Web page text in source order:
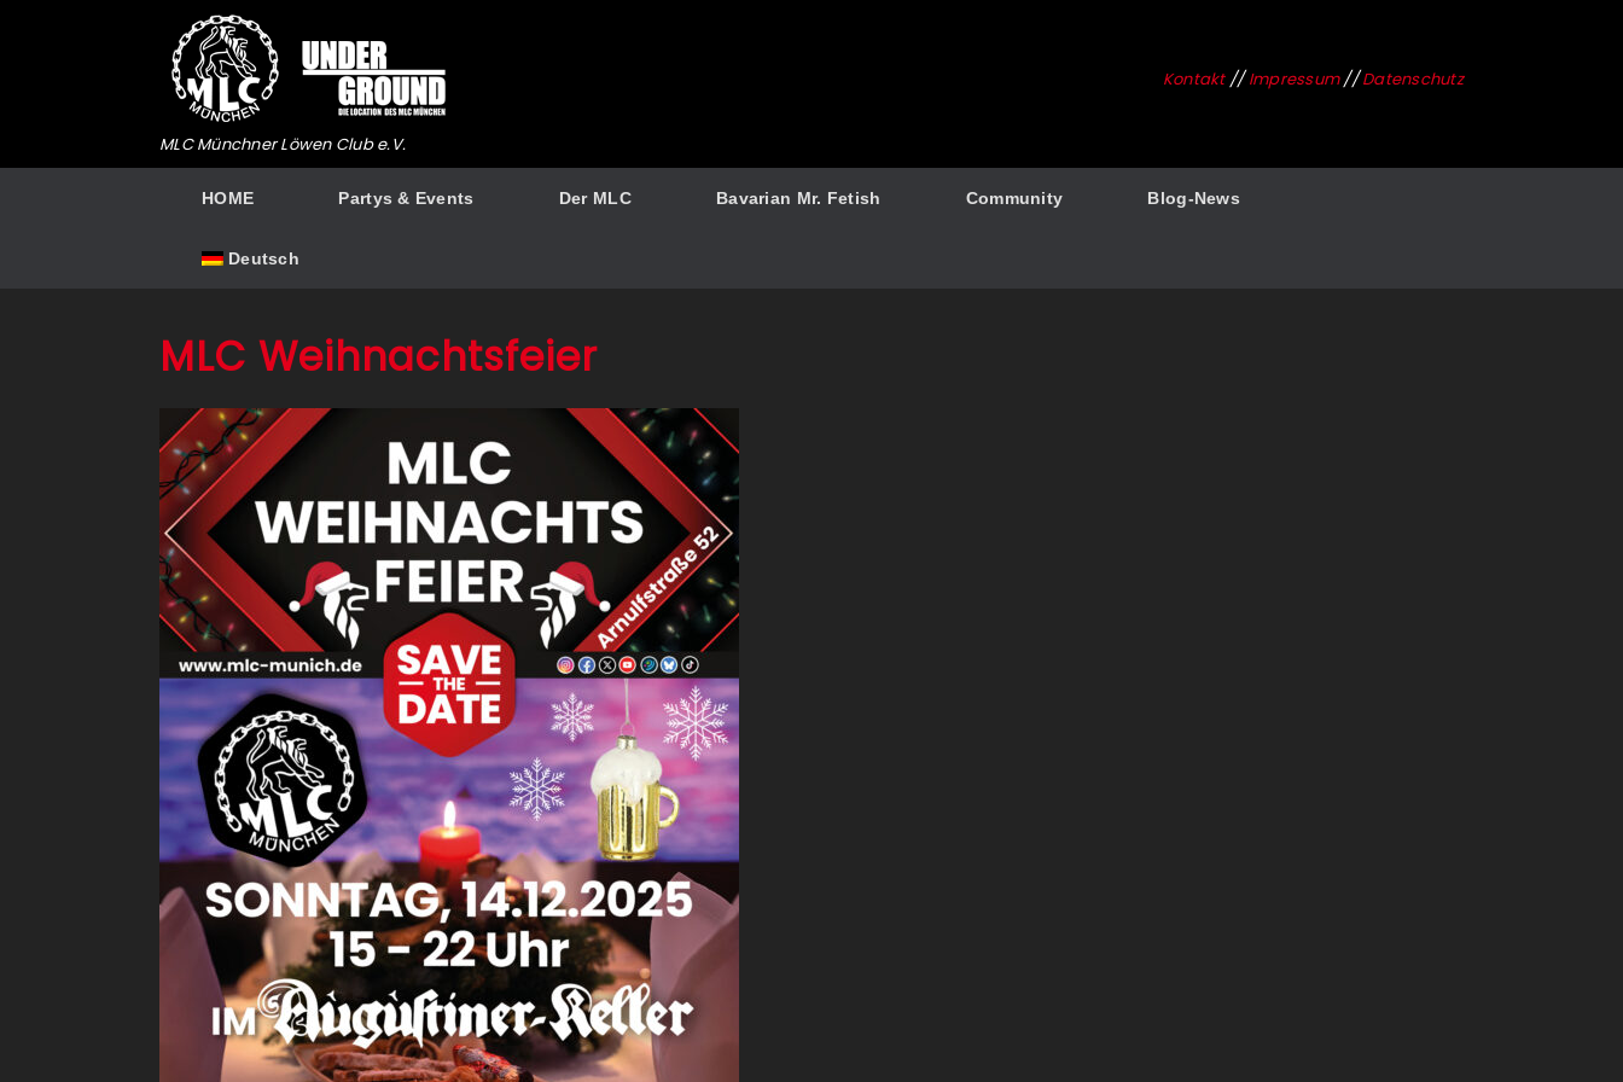
MLC Münchner Löwen Club e.V.
Kontakt//Impressum//Datenschutz
HOME Partys & Events Der MLC Bavarian Mr. Fetish Community Blog-News
Deutsch
MLC Weihnachtsfeier